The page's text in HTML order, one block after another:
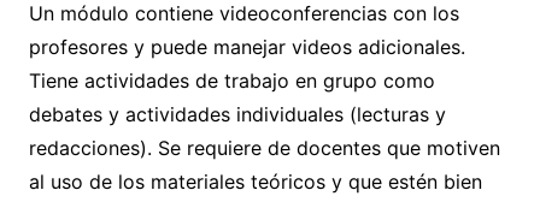
Un módulo contiene videoconferencias con los
profesores y puede manejar videos adicionales.
Tiene actividades de trabajo en grupo como
debates y actividades individuales (lecturas y
redacciones). Se requiere de docentes que motiven
al uso de los materiales teóricos y que estén bien